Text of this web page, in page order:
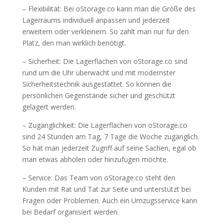
– Flexibilität: Bei oStorage.co kann man die Größe des
Lagerraums individuell anpassen und jederzeit
erweitern oder verkleinern. So zahlt man nur für den
Platz, den man wirklich benötigt.
– Sicherheit: Die Lagerflächen von oStorage.co sind
rund um die Uhr überwacht und mit modernster
Sicherheitstechnik ausgestattet. So können die
persönlichen Gegenstände sicher und geschützt
gelagert werden.
– Zugänglichkeit: Die Lagerflächen von oStorage.co
sind 24 Stunden am Tag, 7 Tage die Woche zugänglich.
So hat man jederzeit Zugriff auf seine Sachen, egal ob
man etwas abholen oder hinzufügen möchte.
– Service: Das Team von oStorage.co steht den
Kunden mit Rat und Tat zur Seite und unterstützt bei
Fragen oder Problemen. Auch ein Umzugsservice kann
bei Bedarf organisiert werden.